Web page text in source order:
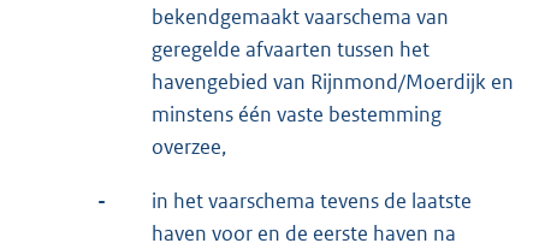
bekendgemaakt vaarschema van
geregelde afvaarten tussen het
havengebied van Rijnmond/Moerdijk en
minstens één vaste bestemming
overzee,
-
in het vaarschema tevens de laatste
haven voor en de eerste haven na